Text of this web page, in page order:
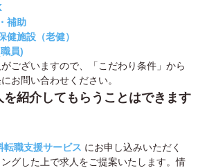
補助
健施設（老健）
員)
ございますので、「こだわり条件」から
お問い合わせください。
紹介してもらうことはできます
転職支援サービス にお申し込みいただく
グした上で求人をご提案いたします。情